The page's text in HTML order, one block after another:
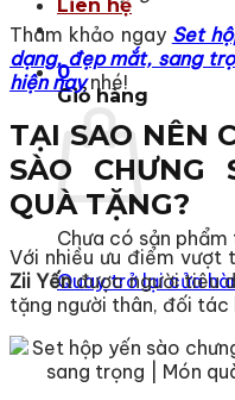
Liên hệ
0
Giỏ hàng
Chưa có sản
Quay trở lại cửa
Tham khảo ngay Set
dạng, đẹp mắt, sang
hiện naynhé!
TẠI SAO NÊN
SÀO CHƯNG
QUÀ TẶNG?
Với nhiều ưu điểm vượt
Zii Yếnđược người tiêu
tặng người thân, đối tác